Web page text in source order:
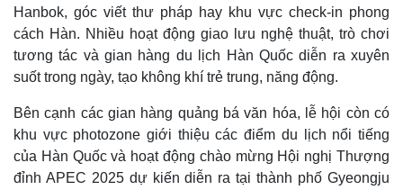
Hanbok, góc viết thư pháp hay khu vực check-in phong
cách Hàn. Nhiều hoạt động giao lưu nghệ thuật, trò chơi
tương tác và gian hàng du lịch Hàn Quốc diễn ra xuyên
suốt trong ngày, tạo không khí trẻ trung, năng động.
Bên cạnh các gian hàng quảng bá văn hóa, lễ hội còn có
khu vực photozone giới thiệu các điểm du lịch nổi tiếng
của Hàn Quốc và hoạt động chào mừng Hội nghị Thượng
đỉnh APEC 2025 dự kiến diễn ra tại thành phố Gyeongju